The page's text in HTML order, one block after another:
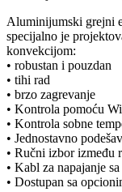
Aluminijumski grejni
specijalno je
konvekcijom:
• robustan i pouzdan
• tihi rad
• brzo zagrevanje
• Kontrola pomoću
• Kontrola sobne
• Jednostavno
• Ručni izbor između
• Kabl za napajanje
• Dostupan sa